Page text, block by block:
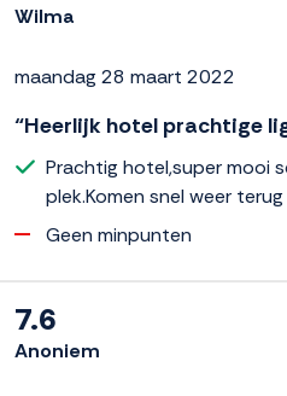
Wilma
maandag 28 maart 2022
“Heerlijk hotel prachtige
Prachtig hotel,super mooi
plek.Komen snel weer terug
Geen minpunten
7.6
Anoniem